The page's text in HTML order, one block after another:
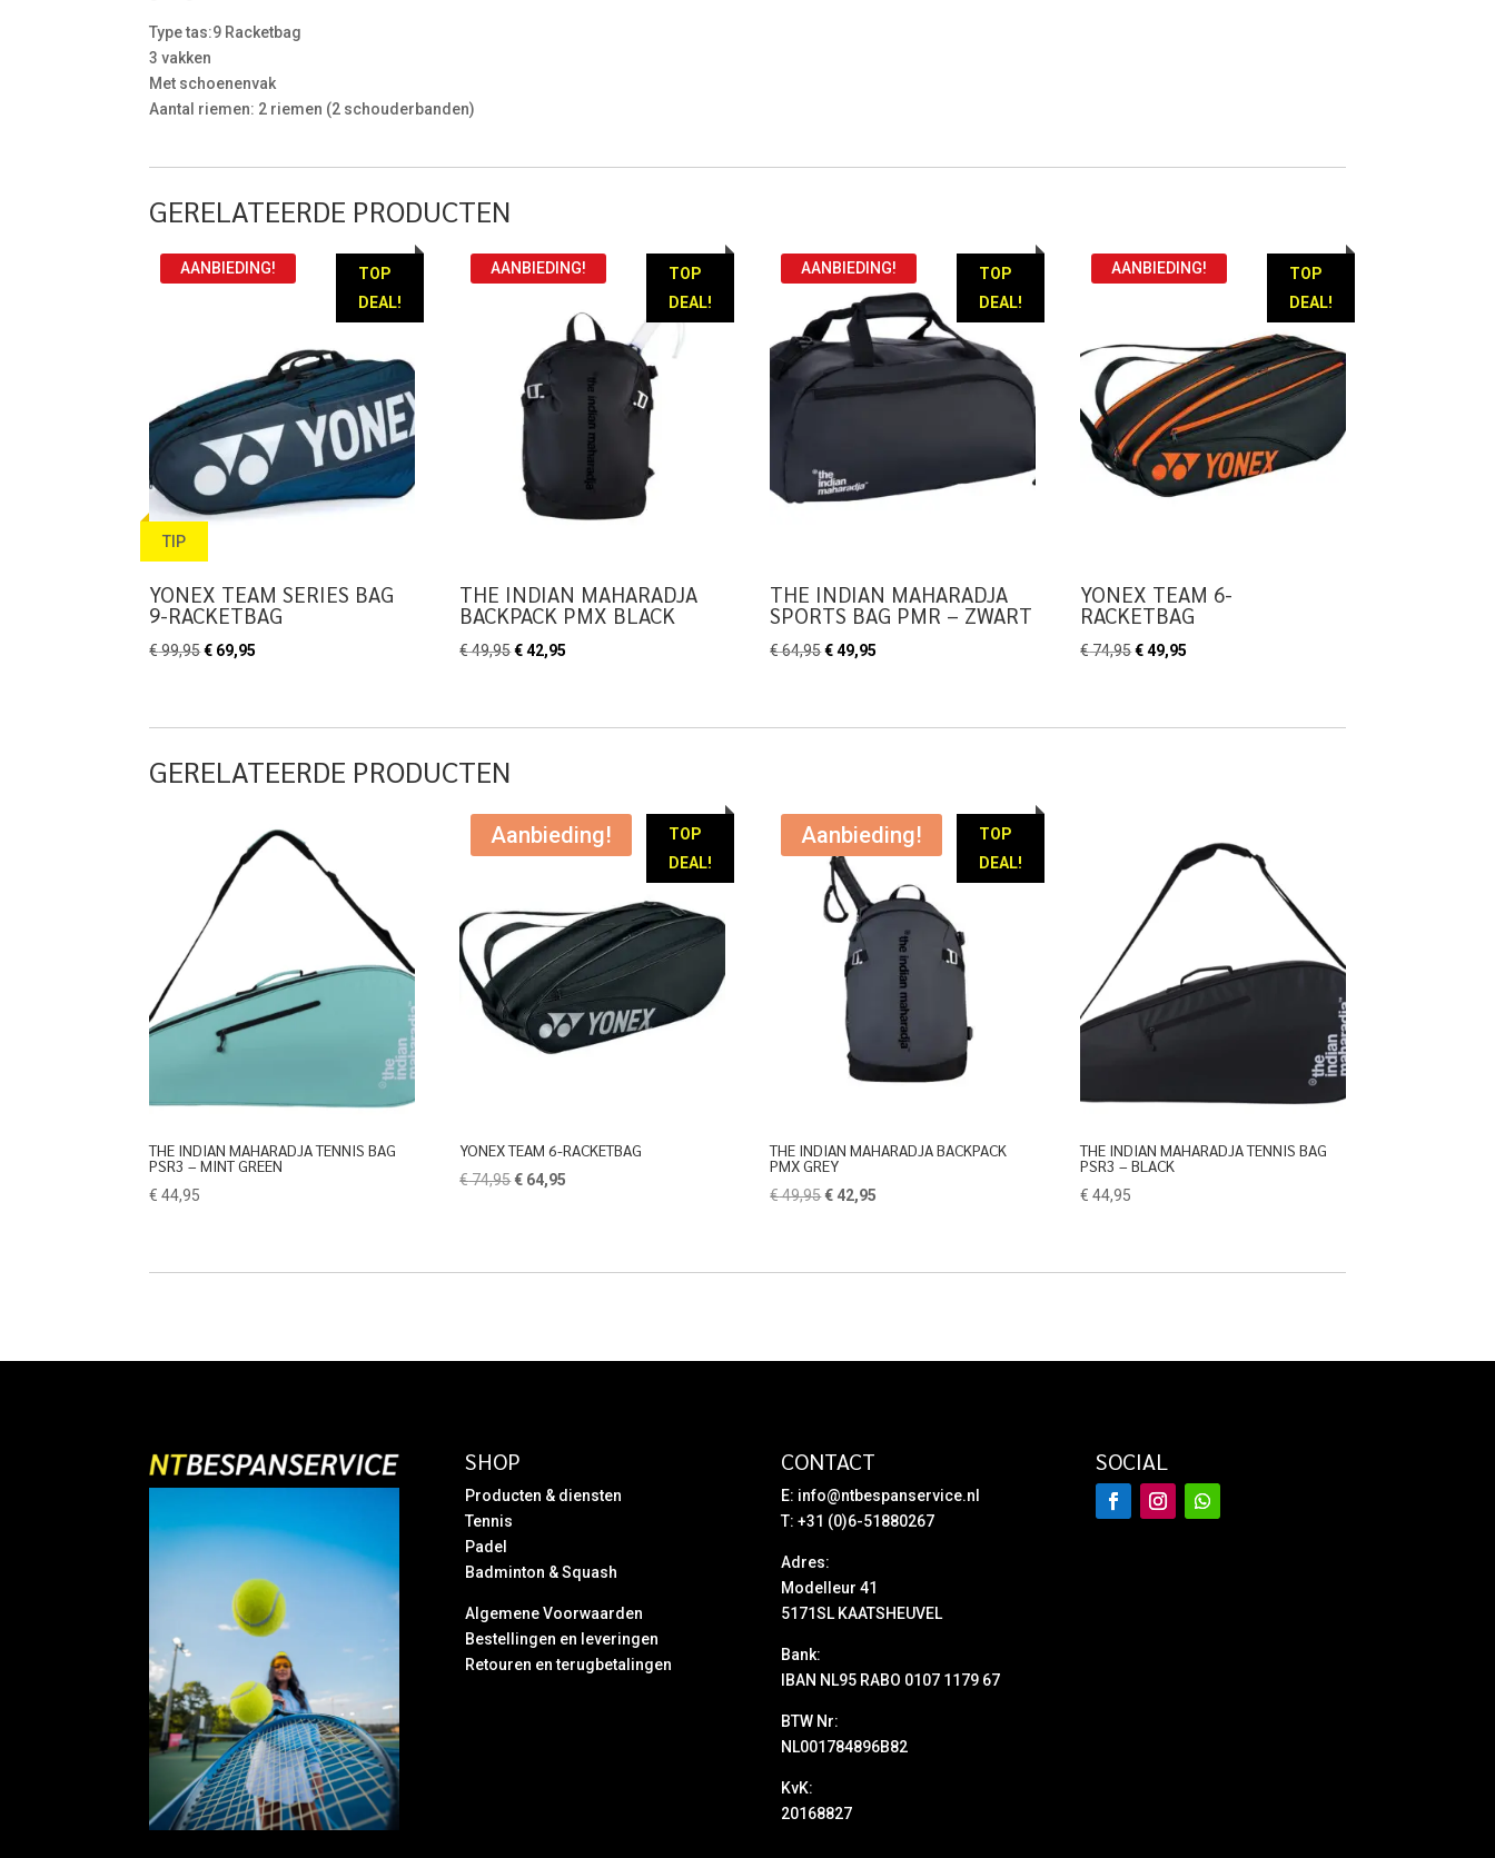
Type tas:9 Racketbag
3 vakken
Met schoenenvak
Aantal riemen: 2 riemen (2 schouderbanden)
GERELATEERDE PRODUCTEN
TOP
DEAL!
TIP
AANBIEDING!
YONEX TEAM SERIES BAG
9-RACKETBAG
€99,95Oorspronkelijke
€ 69,95
TOP
DEAL!
AANBIEDING!
THE INDIAN MAHARADJA
BACKPACK PMX BLACK
€49,95Oorspronkelijke
€42,95
TOP
DEAL!
AANBIEDING!
THE INDIAN MAHARADJA
SPORTS BAG PMR – ZWART
€64,95Oorspronkelijke
€49,95
TOP
DEAL!
AANBIEDING!
YONEX TEAM 6-
RACKETBAG
€74,95Oorspronkelijke
€49,95
GERELATEERDE PRODUCTEN
THE INDIAN MAHARADJA TENNIS BAG
PSR3 – MINT GREEN
€ 44,95
TOP
DEAL!
Aanbieding!
YONEX TEAM 6-RACKETBAG
€74,95Oorspronkelijke
€ 64,95
TOP
DEAL!
Aanbieding!
THE INDIAN MAHARADJA BACKPACK
PMX GREY
€49,95Oorspronkelijke
€ 42,95
THE INDIAN MAHARADJA TENNIS BAG
PSR3 – BLACK
€ 44,95
SHOP
Producten & diensten
Tennis
Padel
Badminton & Squash
Algemene Voorwaarden
Bestellingen en leveringen
Retouren en terugbetalingen
CONTACT
E: info@ntbespanservice.nl
T: +31 (0)6-51880267
Adres:
Modelleur 41
5171SL KAATSHEUVEL
Bank:
IBAN NL95 RABO 0107 1179 67
BTW Nr:
NL001784896B82
KvK:
20168827
SOCIAL